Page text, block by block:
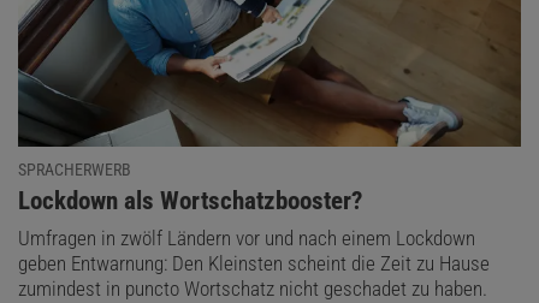
SPRACHERWERB
:
Lockdown als Wortschatzbooster?
Umfragen in zwölf Ländern vor und nach einem Lockdown
geben Entwarnung: Den Kleinsten scheint die Zeit zu Hause
zumindest in puncto Wortschatz nicht geschadet zu haben.